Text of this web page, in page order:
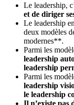
Le leadership,
et de diriger
Le leadership
deux modèles
modernes**.
Parmi les
leadership
leadership
Parmi les
leadership
le leadership
Il n’existe pas